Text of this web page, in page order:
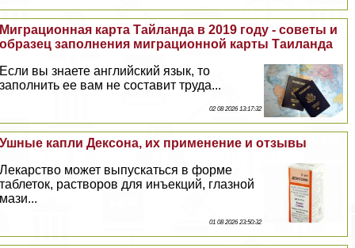
Миграционная карта Тайланда в 2019 году - советы и
образец заполнения миграционной карты Таиланда
Если вы знаете английский язык, то
заполнить ее вам не составит труда...
02 08 2026 13:17:32
Ушные капли Дексона, их применение и отзывы
Лекарство может выпускаться в форме
таблеток, растворов для инъекций, глазной
мази...
01 08 2026 23:50:32